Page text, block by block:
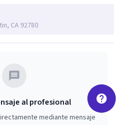
CA 92780
al profesional
mediante mensaje